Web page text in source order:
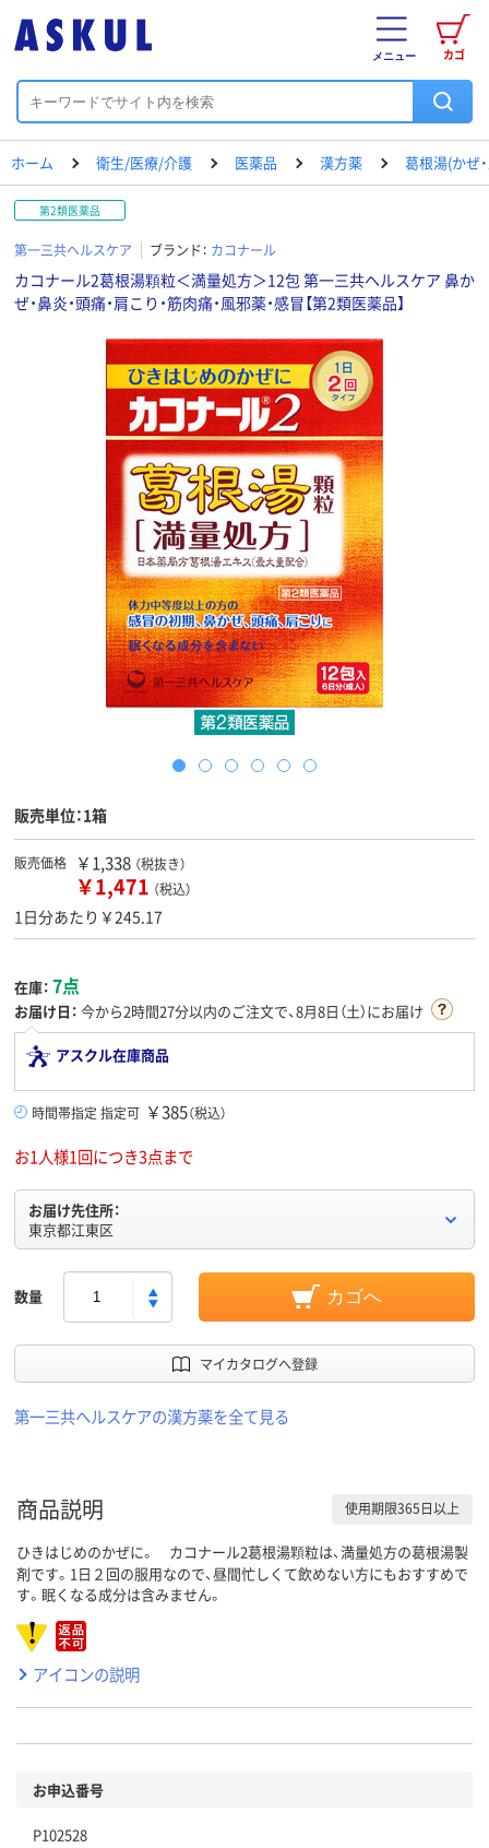
カゴ
メニュー
ホーム 衛生/医療/介護 医薬品 漢方薬 葛根湯(かぜ
第2類医薬品
第一三共ヘルスケア ブランド： カコナール
カコナール2葛根湯顆粒＜満量処方＞12包 第一三共ヘルスケア 鼻か
ぜ・鼻炎・頭痛・肩こり・筋肉痛・風邪薬・感冒【第2類医薬品】
販売単位：1箱
販売価格 ￥1,338 （税抜き）
￥1,471 （税込）
1日分あたり￥245.17
在庫： 7点
お届け日： 今から2時間27分以内のご注文で、8月8日（土）にお届け
アスクル在庫商品
時間帯指定 指定可 ￥385（税込）
お1人様1回につき3点まで
お届け先住所：
東京都江東区
数量 カゴへ
マイカタログへ登録
第一三共ヘルスケアの漢方薬を全て見る
商品説明 使用期限365日以上
ひきはじめのかぜに。 カコナール2葛根湯顆粒は、満量処方の葛根湯製
剤です。1日２回の服用なので、昼間忙しくて飲めない方にもおすすめで
す。眠くなる成分は含みません。
アイコンの説明
お申込番号
P102528